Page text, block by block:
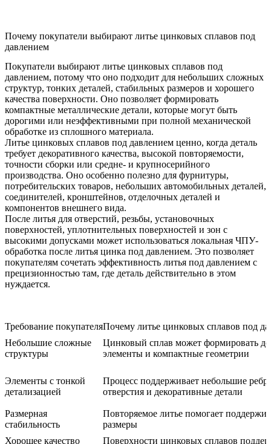
Почему покупатели выбирают литье цинковых сплавов под
давлением
Покупатели выбирают литье цинковых сплавов под
давлением, потому что оно подходит для небольших сложных
структур, тонких деталей, стабильных размеров и хорошего
качества поверхности. Оно позволяет формировать
компактные металлические детали, которые могут быть
дорогими или неэффективными при полной механической
обработке из сплошного материала.
Литье цинковых сплавов под давлением ценно, когда деталь
требует декоративного качества, высокой повторяемости,
точности сборки или средне- и крупносерийного
производства. Оно особенно полезно для фурнитуры,
потребительских товаров, небольших автомобильных деталей,
соединителей, кронштейнов, отделочных деталей и
компонентов внешнего вида.
После литья для отверстий, резьбы, установочных
поверхностей, уплотнительных поверхностей и зон с
высокими допусками может использоваться локальная ЧПУ-
обработка после литья цинка под давлением. Это позволяет
покупателям сочетать эффективность литья под давлением с
прецизионностью там, где деталь действительно в этом
нуждается.
Требование покупателяПочему литье цинковых сплавов под
Небольшие сложные
структуры
Цинковый сплав может формировать
элементы и компактные геометрии
Элементы с тонкой
детализацией
Процесс поддерживает небольшие
отверстия и декоративные детали
Размерная
стабильность
Повторяемое литье помогает
размеры
Хорошее качество
Поверхности цинковых сплавов